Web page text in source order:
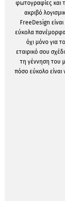
φωτογραφίες και
ακριβό
FreeDesign
εύκολα πανέμορφα
όχι μόνο για
εταιρικό σου
τη γέννηση του
πόσο εύκολο είναι